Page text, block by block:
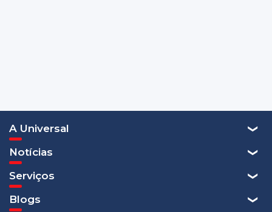
A Universal
Notícias
Serviços
Blogs